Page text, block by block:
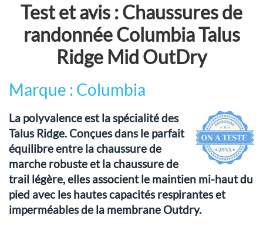
Test et avis : Chaussures de
randonnée Columbia Talus
Ridge Mid OutDry
Marque : Columbia
La polyvalence est la spécialité des
Talus Ridge. Conçues dans le parfait
équilibre entre la chaussure de
marche robuste et la chaussure de
trail légère, elles associent le maintien mi-haut du
pied avec les hautes capacités respirantes et
imperméables de la membrane Outdry.